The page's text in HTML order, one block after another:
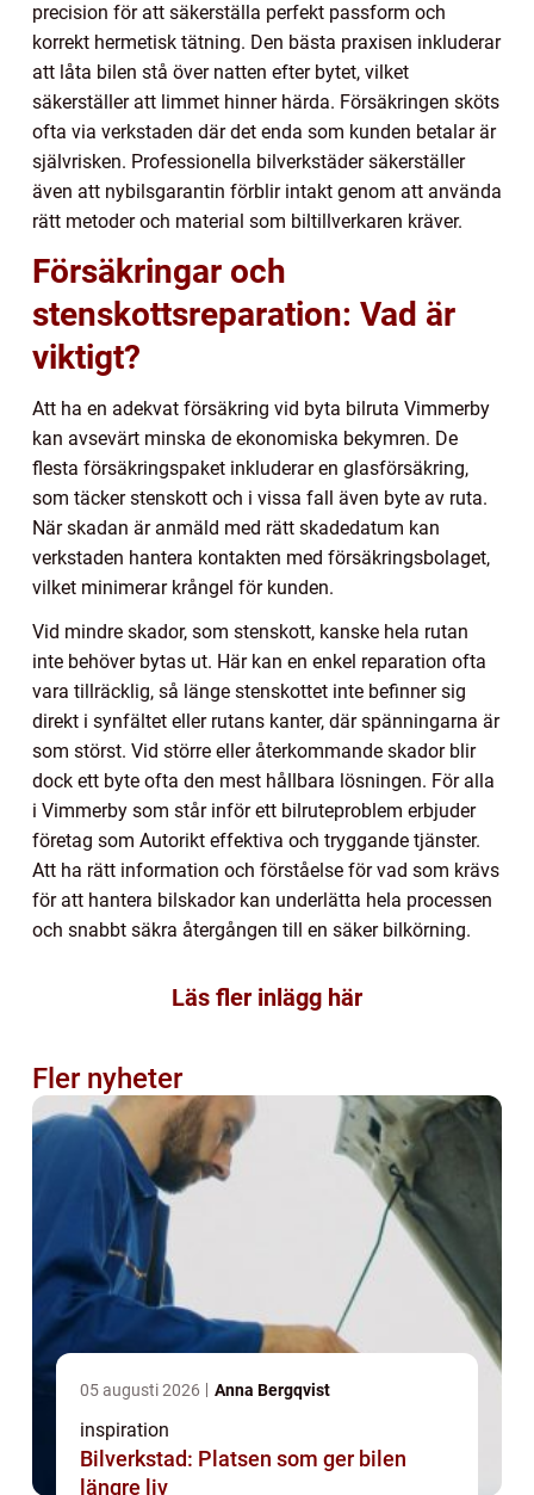
precision för att säkerställa perfekt passform och
korrekt hermetisk tätning. Den bästa praxisen inkluderar
att låta bilen stå över natten efter bytet, vilket
säkerställer att limmet hinner härda. Försäkringen sköts
ofta via verkstaden där det enda som kunden betalar är
självrisken. Professionella bilverkstäder säkerställer
även att nybilsgarantin förblir intakt genom att använda
rätt metoder och material som biltillverkaren kräver.
Försäkringar och
stenskottsreparation: Vad är
viktigt?
Att ha en adekvat försäkring vid byta bilruta Vimmerby
kan avsevärt minska de ekonomiska bekymren. De
flesta försäkringspaket inkluderar en glasförsäkring,
som täcker stenskott och i vissa fall även byte av ruta.
När skadan är anmäld med rätt skadedatum kan
verkstaden hantera kontakten med försäkringsbolaget,
vilket minimerar krångel för kunden.
Vid mindre skador, som stenskott, kanske hela rutan
inte behöver bytas ut. Här kan en enkel reparation ofta
vara tillräcklig, så länge stenskottet inte befinner sig
direkt i synfältet eller rutans kanter, där spänningarna är
som störst. Vid större eller återkommande skador blir
dock ett byte ofta den mest hållbara lösningen. För alla
i Vimmerby som står inför ett bilruteproblem erbjuder
företag som Autorikt effektiva och tryggande tjänster.
Att ha rätt information och förståelse för vad som krävs
för att hantera bilskador kan underlätta hela processen
och snabbt säkra återgången till en säker bilkörning.
Läs fler inlägg här
Fler nyheter
05 augusti 2026 Anna Bergqvist
inspiration
Bilverkstad: Platsen som ger bilen
längre liv